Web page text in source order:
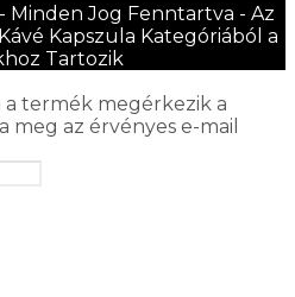
Minden Jog Fenntartva - Az
Kapszula Kategóriából a
Tartozik
termék megérkezik a
meg az érvényes e-mail